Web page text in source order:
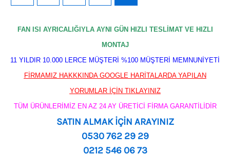
FAN ISI AYRICALIĞIYLA AYNI GÜN HIZLI TESLİMAT VE HIZLI
MONTAJ
11 YILDIR 10.000 LERCE MÜŞTERİ %100 MÜŞTERİ MEMNUNİYETİ
FİRMAMIZ HAKKKINDA GOOGLE HARİTALARDA YAPILAN
YORUMLAR İÇİN TIKLAYINIZ
TÜM ÜRÜNLERİMİZ EN AZ 24 AY ÜRETİCİ FİRMA GARANTİLİDİR
SATIN ALMAK İÇİN ARAYINIZ
0530 762 29 29
0212 546 06 73